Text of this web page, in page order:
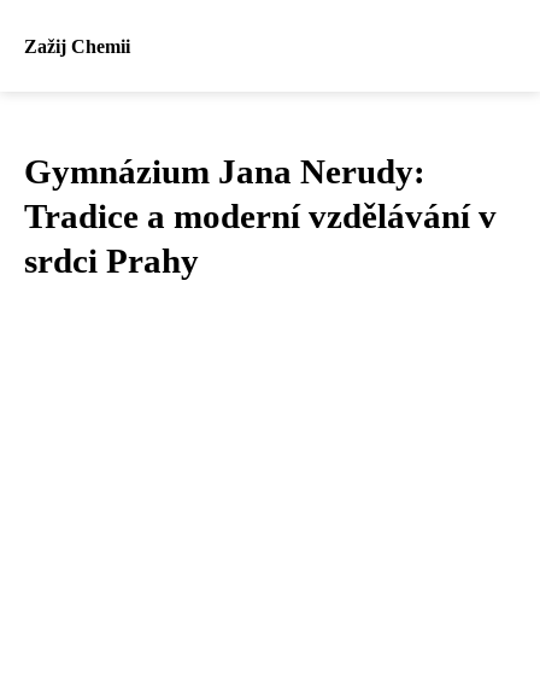
Zažij Chemii
Gymnázium Jana Nerudy:
Tradice a moderní vzdělávání v
srdci Prahy